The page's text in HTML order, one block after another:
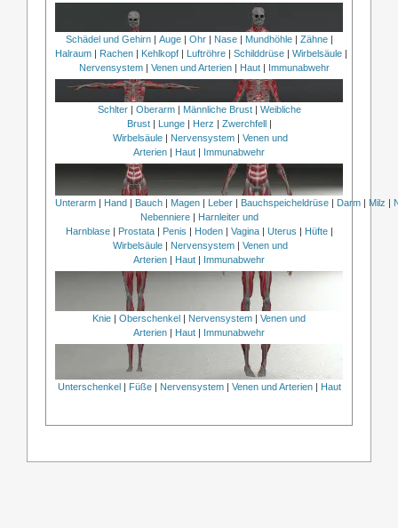
Schädel und Gehirn| Auge| Ohr| Nase| Mundhöhle| Zähne|
Halraum
Rachen Kehlkopf Luftröhre Schilddrüse Wirbelsäule
Nervensystem
Venen und Arterien Haut Immunabwehr
Schlter| Oberarm| Männliche Brust| Weibliche
Brust| Lunge| Herz | Zwerchfell|
Wirbelsäule | Nervensystem | Venen und
Arterien | Haut | Immunabwehr
Unterarm | Hand | Bauch | Magen | Leber | Bauchspeicheldrüse | Darm | Milz |
Nebenniere| Harnleiter und
Harnblase| Prostata| Penis | Hoden| Vagina| Uterus | Hüfte|
Wirbelsäule | Nervensystem | Venen und
Arterien | Haut | Immunabwehr
Knie | Oberschenkel | Nervensystem | Venen und
Arterien | Haut | Immunabwehr
Unterschenkel| Füße| Nervensystem| Venen und Arterien| Haut